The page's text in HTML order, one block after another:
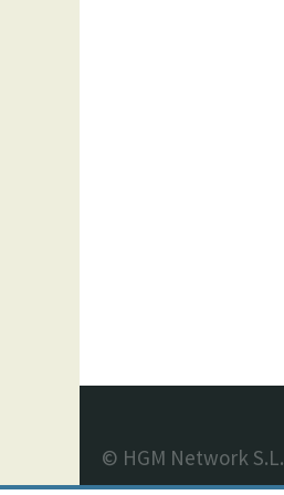
© HGM Network S.L.